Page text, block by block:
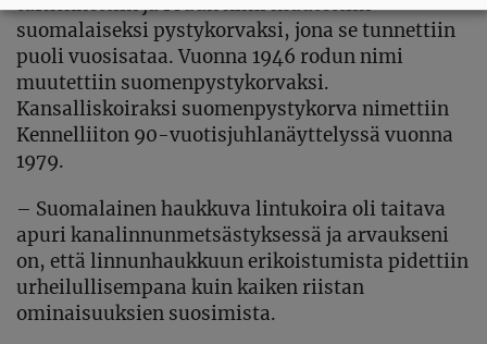
suomalaiseksi pystykorvaksi, jona se tunnettiin
puoli vuosisataa. Vuonna 1946 rodun nimi
muutettiin suomenpystykorvaksi.
Kansalliskoiraksi suomenpystykorva nimettiin
Kennelliiton 90-vuotisjuhlanäyttelyssä vuonna
1979.
– Suomalainen haukkuva lintukoira oli taitava
apuri kanalinnunmetsästyksessä ja arvaukseni
on, että linnunhaukkuun erikoistumista pidettiin
urheilullisempana kuin kaiken riistan
ominaisuuksien suosimista.